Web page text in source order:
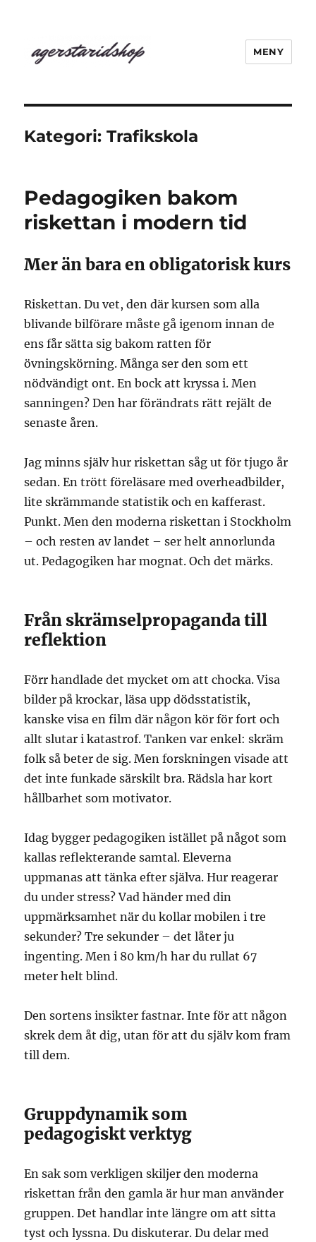
MENY
Kategori:Trafikskola
Pedagogiken bakom
riskettan i modern tid
Mer än bara en obligatorisk kurs
Riskettan. Du vet, den där kursen som alla
blivande bilförare måste gå igenom innan de
ens får sätta sig bakom ratten för
övningskörning. Många ser den som ett
nödvändigt ont. En bock att kryssa i. Men
sanningen? Den har förändrats rätt rejält de
senaste åren.
Jag minns själv hur riskettan såg ut för tjugo år
sedan. En trött föreläsare med overheadbilder,
lite skrämmande statistik och en kafferast.
Punkt. Men den moderna riskettan i Stockholm
– och resten av landet – ser helt annorlunda
ut. Pedagogiken har mognat. Och det märks.
Från skrämselpropaganda till
reflektion
Förr handlade det mycket om att chocka. Visa
bilder på krockar, läsa upp dödsstatistik,
kanske visa en film där någon kör för fort och
allt slutar i katastrof. Tanken var enkel: skräm
folk så beter de sig. Men forskningen visade att
det inte funkade särskilt bra. Rädsla har kort
hållbarhet som motivator.
Idag bygger pedagogiken istället på något som
kallas reflekterande samtal. Eleverna
uppmanas att tänka efter själva. Hur reagerar
du under stress? Vad händer med din
uppmärksamhet när du kollar mobilen i tre
sekunder? Tre sekunder – det låter ju
ingenting. Men i 80 km/h har du rullat 67
meter helt blind.
Den sortens insikter fastnar. Inte för att någon
skrek dem åt dig, utan för att du själv kom fram
till dem.
Gruppdynamik som
pedagogiskt verktyg
En sak som verkligen skiljer den moderna
riskettan från den gamla är hur man använder
gruppen. Det handlar inte längre om att sitta
tyst och lyssna. Du diskuterar. Du delar med